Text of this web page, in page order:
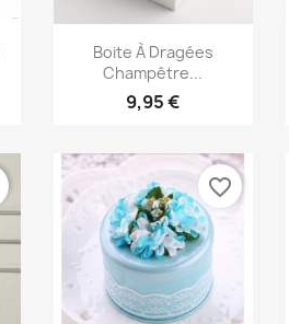
Aperçu rapide
Boite À Dragées
Champêtre...
9,95 €
favorite_border